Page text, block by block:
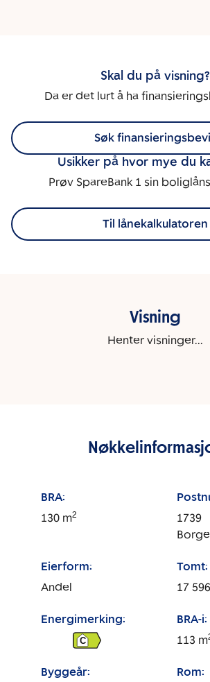
Skal du på visning?
Da er det lurt å ha
Søk
Usikker på hvor mye du
Prøv SpareBank 1 sin
Til lånekalkulatoren
Visning
Henter visninger...
BRA:
130 m2
1739
Eierform:
Andel
Tomt:
17 596
Energimerking:
C
BRA-i:
113 m
Byggeår:
Rom: